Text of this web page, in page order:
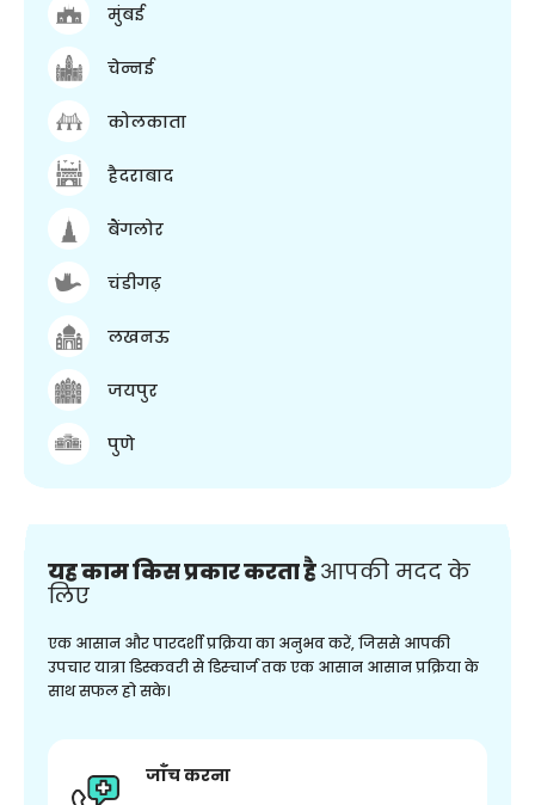
मुंबई
चेन्नई
कोलकाता
हैदराबाद
बैंगलोर
चंडीगढ़
लखनऊ
जयपुर
पुणे
यह काम किस प्रकार करता हैआपकी मदद के
लिए
एक आसान और पारदर्शी प्रक्रिया का अनुभव करें, जिससे आपकी
उपचार यात्रा डिस्कवरी से डिस्चार्ज तक एक आसान आसान प्रक्रिया के
साथ सफल हो सके।
जाँच करना